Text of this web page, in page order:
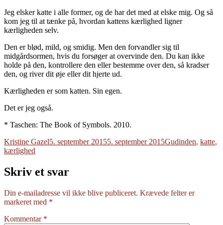
Jeg elsker katte i alle former, og de har det med at elske mig. Og så
kom jeg til at tænke på, hvordan kattens kærlighed ligner
kærligheden selv.
Den er blød, mild, og smidig. Men den forvandler sig til
midgårdsormen, hvis du forsøger at overvinde den. Du kan ikke
holde på den, kontrollere den eller bestemme over den, så kradser
den, og river dit øje eller dit hjerte ud.
Kærligheden er som katten. Sin egen.
Det er jeg også.
* Taschen: The Book of Symbols. 2010.
Forfatter
Kristine GazelUdgivet
5. september 20155. september 2015Tags
Gudinden, katte,
kærlighed
Skriv et svar
Din e-mailadresse vil ikke blive publiceret. Krævede felter er
markeret med *
Kommentar *